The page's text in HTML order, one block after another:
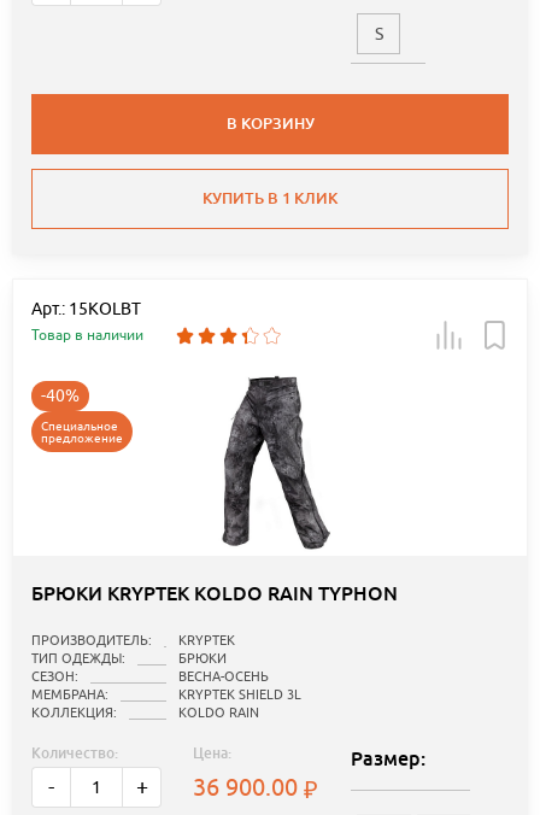
S
В КОРЗИНУ
КУПИТЬ В 1 КЛИК
Арт.: 15KOLBT
Товар в наличии
-40%
Специальное
предложение
БРЮКИ KRYPTEK KOLDO RAIN TYPHON
ПРОИЗВОДИТЕЛЬ:
KRYPTEK
ТИП ОДЕЖДЫ:
БРЮКИ
СЕЗОН:
ВЕСНА-ОСЕНЬ
МЕМБРАНА:
KRYPTEK SHIELD 3L
КОЛЛЕКЦИЯ:
KOLDO RAIN
Количество:
- +
Цена:
36 900.00
Размер: